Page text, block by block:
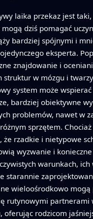
laika przekaz jest taki,
dziś pomagać
bardziej spójnymi i
eksperta.
znajdowanie i
struktur w mózgu i
system może wspierać
bardziej obiektywne
problemów, nawet w
sprzętem.
że rzadkie i nietypowe
wyzwanie i konieczne
warunkach, ich
starannie
wieloośrodkowo mogą
rutynowymi partnerami
oferując rodzicom